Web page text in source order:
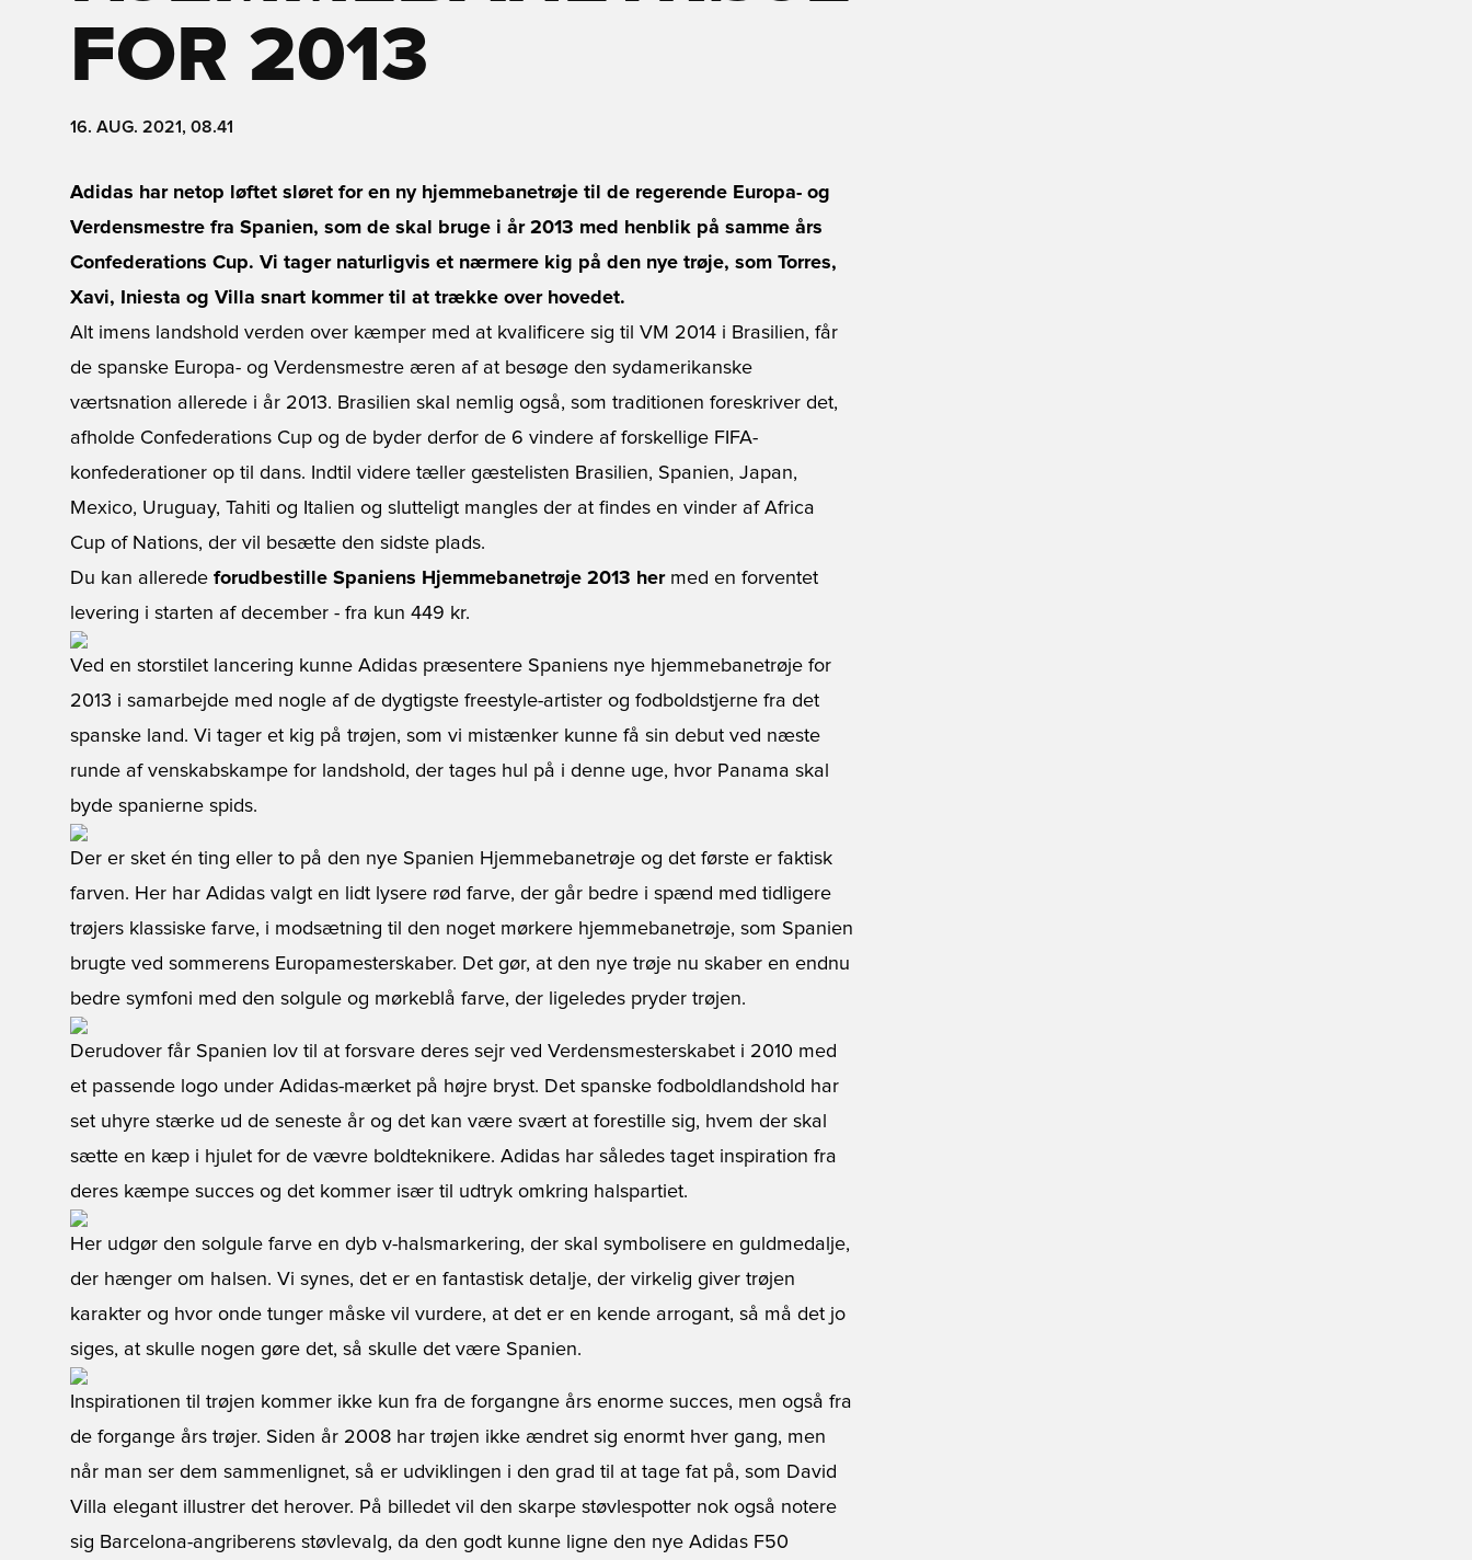
FOR 2013
16. AUG. 2021, 08.41
Adidas har netop løftet sløret for en ny hjemmebanetrøje til de regerende Europa- og
Verdensmestre fra Spanien, som de skal bruge i år 2013 med henblik på samme års
Confederations Cup. Vi tager naturligvis et nærmere kig på den nye trøje, som Torres,
Xavi, Iniesta og Villa snart kommer til at trække over hovedet.
Alt imens landshold verden over kæmper med at kvalificere sig til VM 2014 i Brasilien, får
de spanske Europa- og Verdensmestre æren af at besøge den sydamerikanske
værtsnation allerede i år 2013. Brasilien skal nemlig også, som traditionen foreskriver det,
afholde Confederations Cup og de byder derfor de 6 vindere af forskellige FIFA-
konfederationer op til dans. Indtil videre tæller gæstelisten Brasilien, Spanien, Japan,
Mexico, Uruguay, Tahiti og Italien og slutteligt mangles der at findes en vinder af Africa
Cup of Nations, der vil besætte den sidste plads.
Du kan allerede forudbestille Spaniens Hjemmebanetrøje 2013 hermed en forventet
levering i starten af december - fra kun 449 kr.
Ved en storstilet lancering kunne Adidas præsentere Spaniens nye hjemmebanetrøje for
2013 i samarbejde med nogle af de dygtigste freestyle-artister og fodboldstjerne fra det
spanske land. Vi tager et kig på trøjen, som vi mistænker kunne få sin debut ved næste
runde af venskabskampe for landshold, der tages hul på i denne uge, hvor Panama skal
byde spanierne spids.
Der er sket én ting eller to på den nye Spanien Hjemmebanetrøje og det første er faktisk
farven. Her har Adidas valgt en lidt lysere rød farve, der går bedre i spænd med tidligere
trøjers klassiske farve, i modsætning til den noget mørkere hjemmebanetrøje, som Spanien
brugte ved sommerens Europamesterskaber. Det gør, at den nye trøje nu skaber en endnu
bedre symfoni med den solgule og mørkeblå farve, der ligeledes pryder trøjen.
Derudover får Spanien lov til at forsvare deres sejr ved Verdensmesterskabet i 2010 med
et passende logo under Adidas-mærket på højre bryst. Det spanske fodboldlandshold har
set uhyre stærke ud de seneste år og det kan være svært at forestille sig, hvem der skal
sætte en kæp i hjulet for de vævre boldteknikere. Adidas har således taget inspiration fra
deres kæmpe succes og det kommer især til udtryk omkring halspartiet.
Her udgør den solgule farve en dyb v-halsmarkering, der skal symbolisere en guldmedalje,
der hænger om halsen. Vi synes, det er en fantastisk detalje, der virkelig giver trøjen
karakter og hvor onde tunger måske vil vurdere, at det er en kende arrogant, så må det jo
siges, at skulle nogen gøre det, så skulle det være Spanien.
Inspirationen til trøjen kommer ikke kun fra de forgangne års enorme succes, men også fra
de forgange års trøjer. Siden år 2008 har trøjen ikke ændret sig enormt hver gang, men
når man ser dem sammenlignet, så er udviklingen i den grad til at tage fat på, som David
Villa elegant illustrer det herover. På billedet vil den skarpe støvlespotter nok også notere
sig Barcelona-angriberens støvlevalg, da den godt kunne ligne den nye Adidas F50